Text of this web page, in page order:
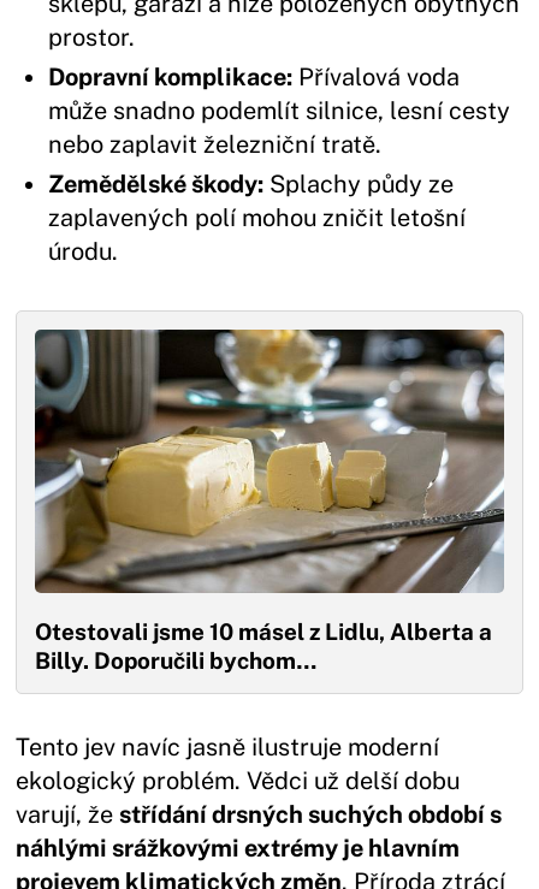
prostor.
Dopravní komplikace: Přívalová voda
může snadno podemlít silnice, lesní cesty
nebo zaplavit železniční tratě.
Zemědělské škody: Splachy půdy ze
zaplavených polí mohou zničit letošní
úrodu.
Otestovali jsme 10 másel z Lidlu, Alberta a
Billy. Doporučili bychom…
Tento jev navíc jasně ilustruje moderní
ekologický problém. Vědci už delší dobu
varují, žestřídání drsných suchých období s
náhlými srážkovými extrémy je hlavním
projevem klimatických změn. Příroda ztrácí